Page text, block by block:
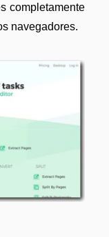
completamente
navegadores.